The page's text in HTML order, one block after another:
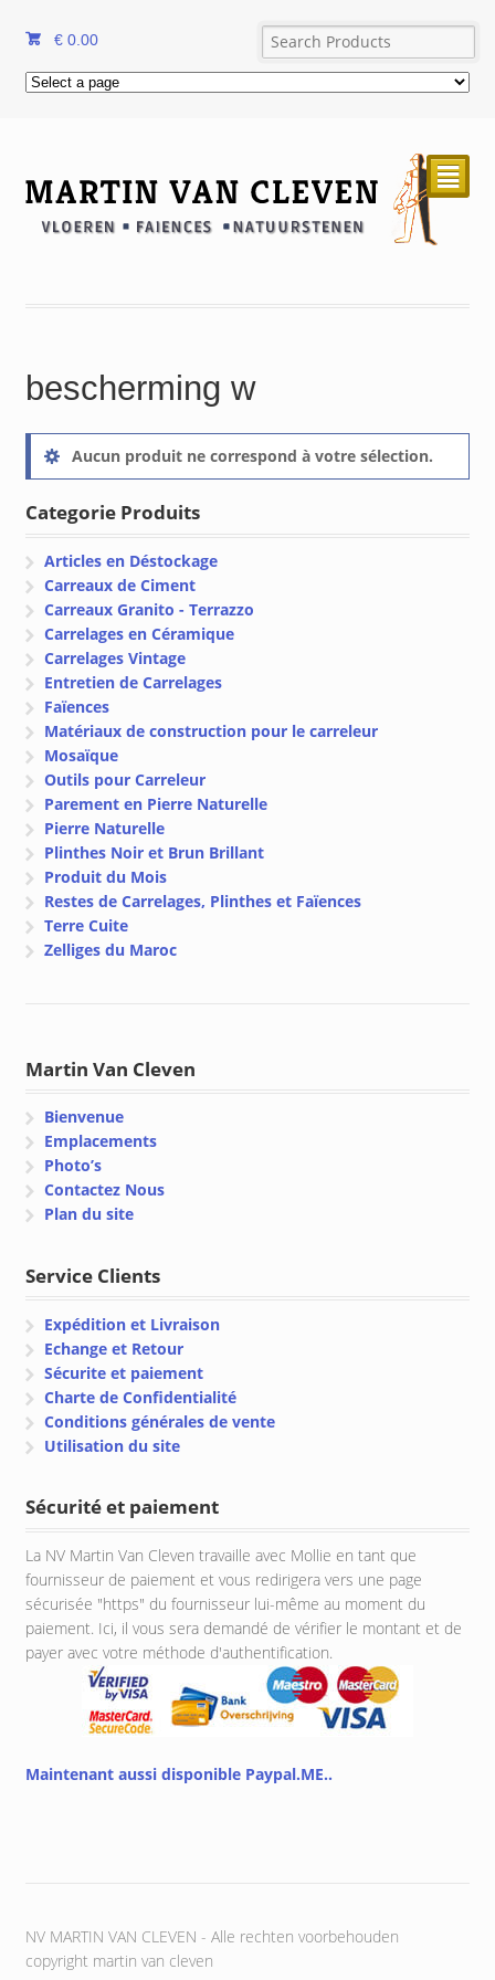
€ 0.00
²
bescherming w
Aucun produit ne correspond à votre sélection.
Categorie Produits
Articles en Déstockage
Carreaux de Ciment
Carreaux Granito - Terrazzo
Carrelages en Céramique
Carrelages Vintage
Entretien de Carrelages
Faïences
Matériaux de construction pour le carreleur
Mosaïque
Outils pour Carreleur
Parement en Pierre Naturelle
Pierre Naturelle
Plinthes Noir et Brun Brillant
Produit du Mois
Restes de Carrelages, Plinthes et Faïences
Terre Cuite
Zelliges du Maroc
Martin Van Cleven
Bienvenue
Emplacements
Photo’s
Contactez Nous
Plan du site
Service Clients
Expédition et Livraison
Echange et Retour
Sécurite et paiement
Charte de Confidentialité
Conditions générales de vente
Utilisation du site
Sécurité et paiement
La NV Martin Van Cleven travaille avec Mollie en tant que
fournisseur de paiement et vous redirigera vers une page
sécurisée "https" du fournisseur lui-même au moment du
paiement. Ici, il vous sera demandé de vérifier le montant et de
payer avec votre méthode d'authentification.
Maintenant aussi disponible Paypal.ME..
NV MARTIN VAN CLEVEN - Alle rechten voorbehouden
copyright martin van cleven